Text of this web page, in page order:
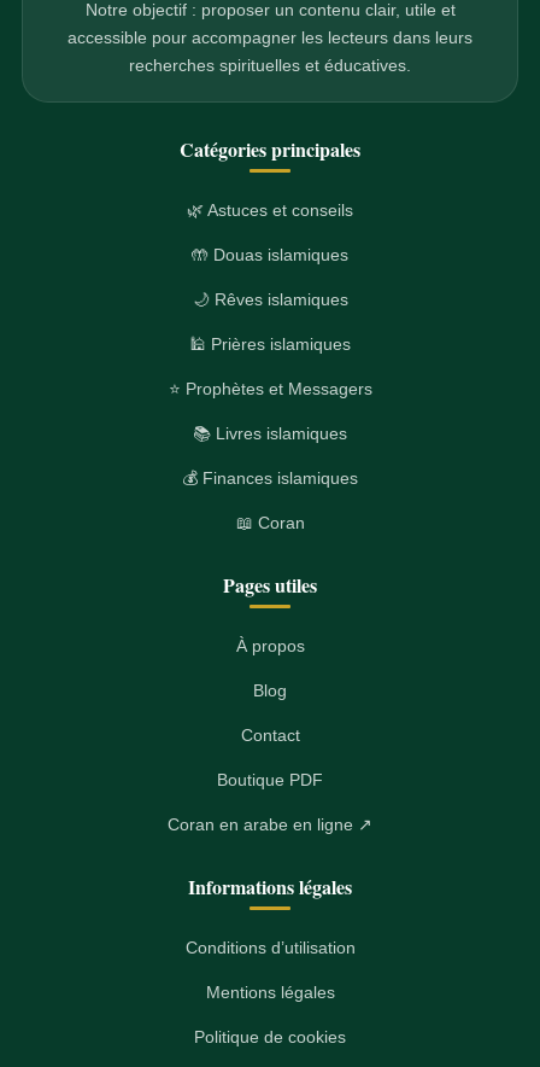
Notre objectif : proposer un contenu clair, utile et
accessible pour accompagner les lecteurs dans leurs
recherches spirituelles et éducatives.
Catégories principales
🌿 Astuces et conseils
🤲 Douas islamiques
🌙 Rêves islamiques
🕌 Prières islamiques
⭐ Prophètes et Messagers
📚 Livres islamiques
💰 Finances islamiques
📖 Coran
Pages utiles
À propos
Blog
Contact
Boutique PDF
Coran en arabe en ligne ↗
Informations légales
Conditions d’utilisation
Mentions légales
Politique de cookies